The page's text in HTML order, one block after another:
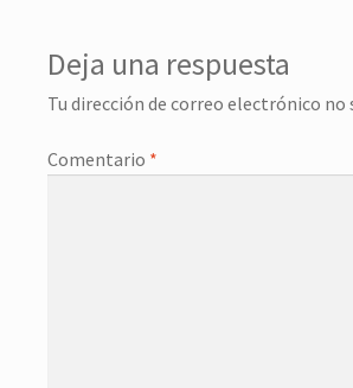
Deja una respuesta
Tu dirección de correo electrónico no
Comentario *